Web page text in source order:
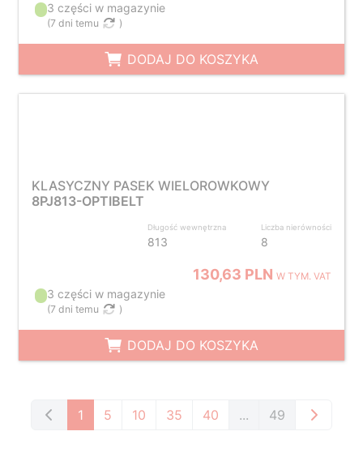
3 części w magazynie
(7 dni temu )
DODAJ DO KOSZYKA
KLASYCZNY PASEK WIELOROWKOWY
8PJ813-OPTIBELT
Długość wewnętrzna
813
Liczba nierówności
8
130,63 PLNW TYM. VAT
3 części w magazynie
(7 dni temu )
DODAJ DO KOSZYKA
1 5 10 35 40 ... 49